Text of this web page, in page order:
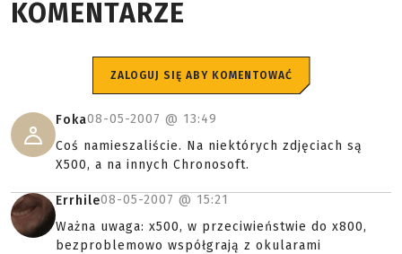
KOMENTARZE
ZALOGUJ SIĘ ABY KOMENTOWAĆ
Foka08-05-2007 @ 13:49
Coś namieszaliście. Na niektórych zdjęciach są
X500, a na innych Chronosoft.
Errhile08-05-2007 @ 15:21
Ważna uwaga: x500, w przeciwieństwie do x800,
bezproblemowo współgrają z okularami